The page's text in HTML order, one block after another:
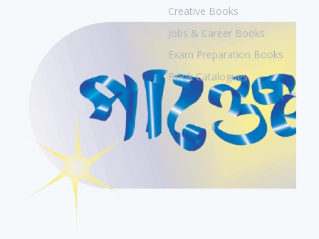
Creative Books
Jobs & Career Books
Exam Preparation Books
Book Catalogues